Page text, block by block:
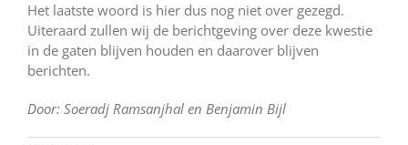
Het laatste woord is hier dus nog niet over gezegd.
Uiteraard zullen wij de berichtgeving over deze kwestie
in de gaten blijven houden en daarover blijven
berichten.
Door: Soeradj Ramsanjhal en Benjamin Bijl